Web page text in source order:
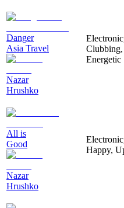
Danger
Asia Travel
Nazar
Hrushko
Energetic
All is
Good
Nazar
Hrushko
Happy,